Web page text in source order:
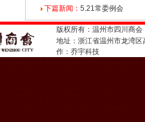
下篇新闻： 5.21常委例会
版权所有：温州市四川商
地址：浙江省温州市龙湾
作： 乔宇科技